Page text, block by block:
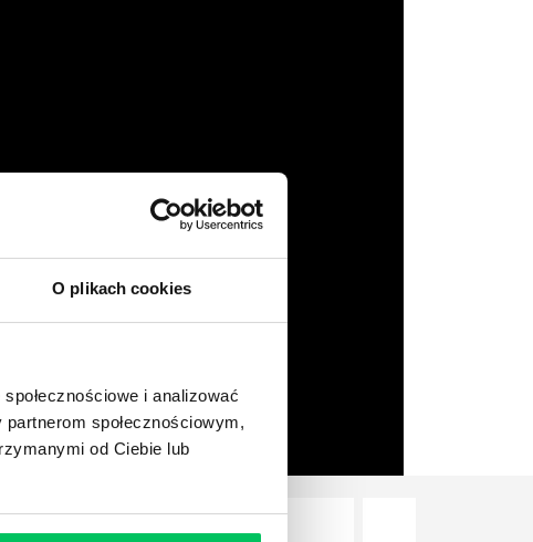
O plikach cookies
i analizować
społecznościowym,
od Ciebie lub